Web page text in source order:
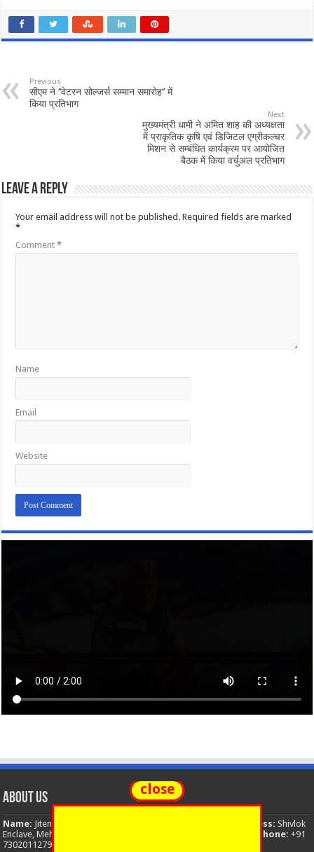
Previous
सीएम ने ‘‘वेटरन सोल्जर्स सम्मान समारोह‘‘ में
किया प्रतिभाग
Next
मुख्यमंत्री धामी ने अमित शाह की अध्यक्षता
में प्राकृतिक कृषि एवं डिजिटल एग्रीकल्चर
मिशन से सम्बंधित कार्यक्रम पर आयोजित
बैठक में किया वर्चुअल प्रतिभाग
Leave a Reply
Your email address will not be published. Required fields are marked
*
Comment*
Name
Email
Website
About Us
Name: Jitendra Singh Address: Shivlok
Enclave, Mehuwala Mafi, Dehradun, Uttarakhand, 248001, India
Phone: +91
7302011279
close